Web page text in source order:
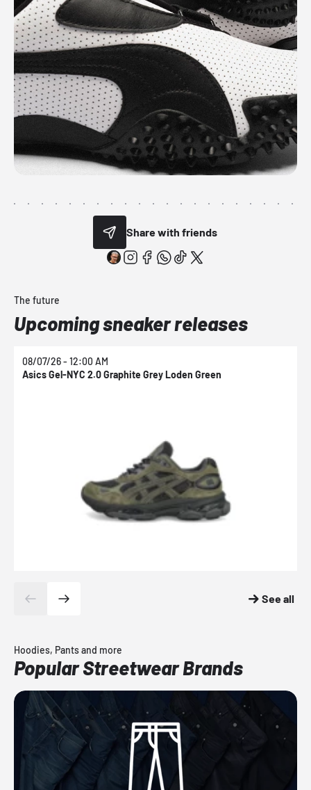
Share with friends
The future
Upcoming sneaker releases
08/07/26 - 12:00 AM
Asics Gel-NYC 2.0 Graphite Grey Loden Green
See all
Hoodies, Pants and more
Popular Streetwear Brands